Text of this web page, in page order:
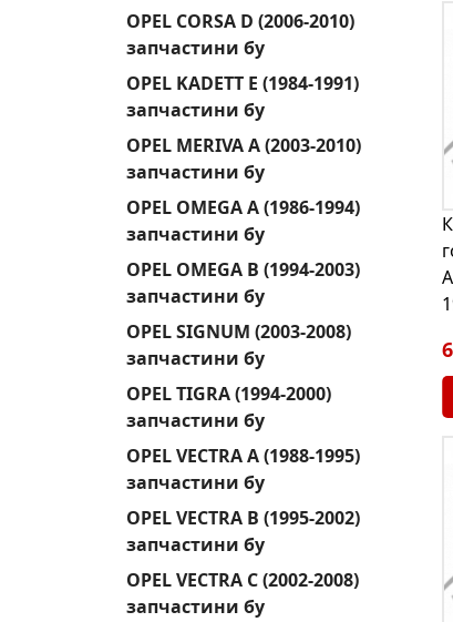
OPEL CORSA D (2006-2010)
запчастини бу
OPEL KADETT E (1984-1991)
запчастини бу
OPEL MERIVA A (2003-2010)
запчастини бу
OPEL OMEGA A (1986-1994)
запчастини бу
OPEL OMEGA B (1994-2003)
запчастини бу
OPEL SIGNUM (2003-2008)
запчастини бу
OPEL TIGRA (1994-2000)
запчастини бу
OPEL VECTRA A (1988-1995)
запчастини бу
OPEL VECTRA B (1995-2002)
запчастини бу
OPEL VECTRA C (2002-2008)
запчастини бу